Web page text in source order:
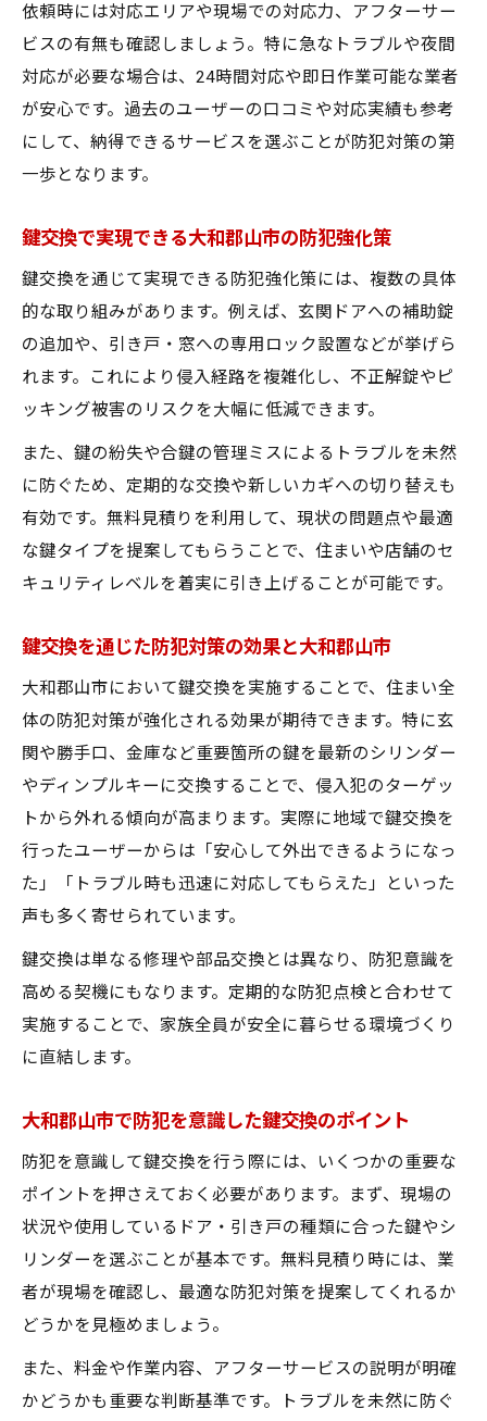
依頼時には対応エリアや現場での対応力、アフターサー
ビスの有無も確認しましょう。特に急なトラブルや夜間
対応が必要な場合は、24時間対応や即日作業可能な業者
が安心です。過去のユーザーの口コミや対応実績も参考
にして、納得できるサービスを選ぶことが防犯対策の第
一歩となります。
鍵交換で実現できる大和郡山市の防犯強化策
鍵交換を通じて実現できる防犯強化策には、複数の具体
的な取り組みがあります。例えば、玄関ドアへの補助錠
の追加や、引き戸・窓への専用ロック設置などが挙げら
れます。これにより侵入経路を複雑化し、不正解錠やピ
ッキング被害のリスクを大幅に低減できます。
また、鍵の紛失や合鍵の管理ミスによるトラブルを未然
に防ぐため、定期的な交換や新しいカギへの切り替えも
有効です。無料見積りを利用して、現状の問題点や最適
な鍵タイプを提案してもらうことで、住まいや店舗のセ
キュリティレベルを着実に引き上げることが可能です。
鍵交換を通じた防犯対策の効果と大和郡山市
大和郡山市において鍵交換を実施することで、住まい全
体の防犯対策が強化される効果が期待できます。特に玄
関や勝手口、金庫など重要箇所の鍵を最新のシリンダー
やディンプルキーに交換することで、侵入犯のターゲッ
トから外れる傾向が高まります。実際に地域で鍵交換を
行ったユーザーからは「安心して外出できるようになっ
た」「トラブル時も迅速に対応してもらえた」といった
声も多く寄せられています。
鍵交換は単なる修理や部品交換とは異なり、防犯意識を
高める契機にもなります。定期的な防犯点検と合わせて
実施することで、家族全員が安全に暮らせる環境づくり
に直結します。
大和郡山市で防犯を意識した鍵交換のポイント
防犯を意識して鍵交換を行う際には、いくつかの重要な
ポイントを押さえておく必要があります。まず、現場の
状況や使用しているドア・引き戸の種類に合った鍵やシ
リンダーを選ぶことが基本です。無料見積り時には、業
者が現場を確認し、最適な防犯対策を提案してくれるか
どうかを見極めましょう。
また、料金や作業内容、アフターサービスの説明が明確
かどうかも重要な判断基準です。トラブルを未然に防ぐ